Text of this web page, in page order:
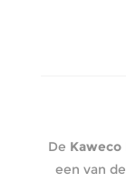
De
een van